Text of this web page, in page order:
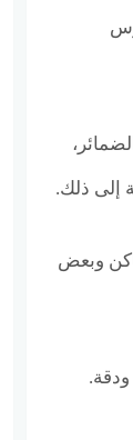
إلى ذلك.
الأماكن وبعض
ودقة.